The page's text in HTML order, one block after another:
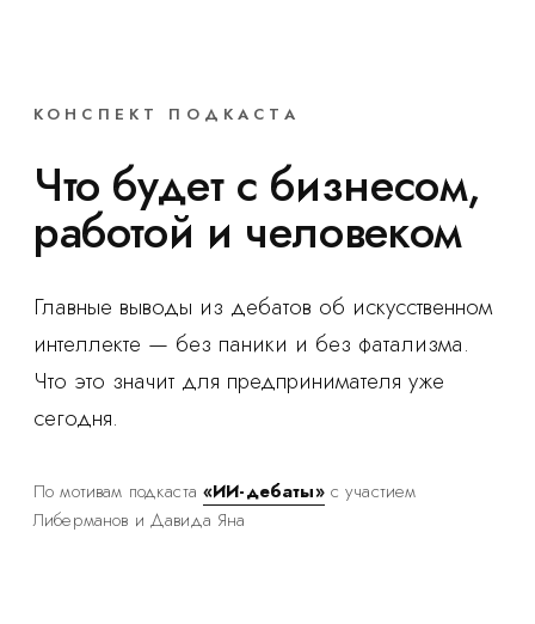
КОНСПЕКТ ПОДКАСТА
Что будет с бизнесом,
работой и человеком
Главные выводы из дебатов об искусственном
интеллекте — без паники и без фатализма.
Что это значит для предпринимателя уже
сегодня.
По мотивам подкаста «ИИ-дебаты»с участием
Либерманов и Давида Яна